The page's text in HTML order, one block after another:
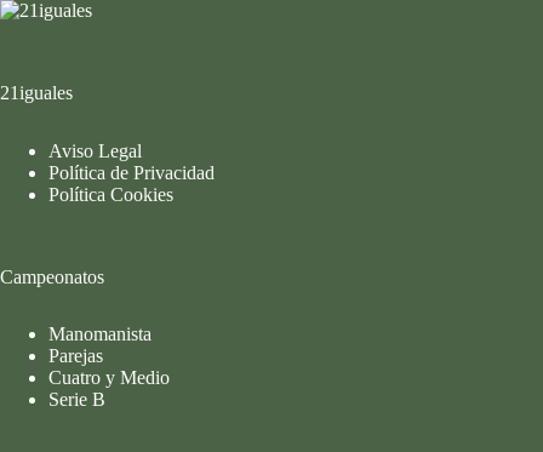
21iguales
Aviso Legal
Política de Privacidad
Política Cookies
Campeonatos
Manomanista
Parejas
Cuatro y Medio
Serie B